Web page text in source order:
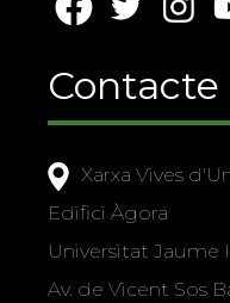
Contacte
Xarxa Vives
Edifici Àgora
Universitat Jaume
Av. de Vicent Sos